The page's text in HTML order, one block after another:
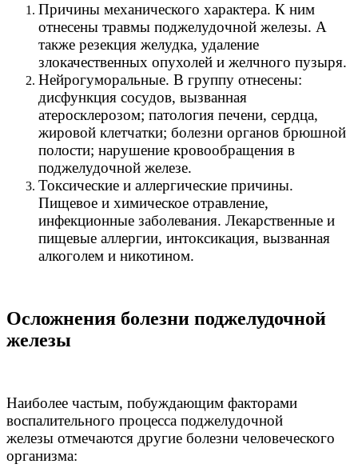
Причины механического характера. К ним
отнесены травмы поджелудочной железы. А
также резекция желудка, удаление
злокачественных опухолей и желчного пузыря.
Нейрогуморальные. В группу отнесены:
дисфункция сосудов, вызванная
атеросклерозом; патология печени, сердца,
жировой клетчатки; болезни органов брюшной
полости; нарушение кровообращения в
поджелудочной железе.
Токсические и аллергические причины.
Пищевое и химическое отравление,
инфекционные заболевания. Лекарственные и
пищевые аллергии, интоксикация, вызванная
алкоголем и никотином.
Осложнения болезни поджелудочной
железы
Наиболее частым, побуждающим факторами
воспалительного процесса поджелудочной
железы отмечаются другие болезни человеческого
организма: